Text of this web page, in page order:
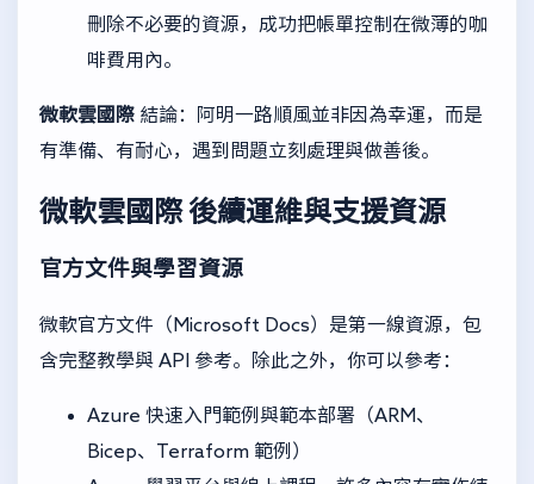
刪除不必要的資源，成功把帳單控制在微薄的咖
啡費用內。
微軟雲國際 結論：阿明一路順風並非因為幸運，而是
有準備、有耐心，遇到問題立刻處理與做善後。
微軟雲國際後續運維與支援資源
官方文件與學習資源
微軟官方文件（Microsoft Docs）是第一線資源，包
含完整教學與 API 參考。除此之外，你可以參考：
Azure 快速入門範例與範本部署（ARM、
Bicep、Terraform 範例）